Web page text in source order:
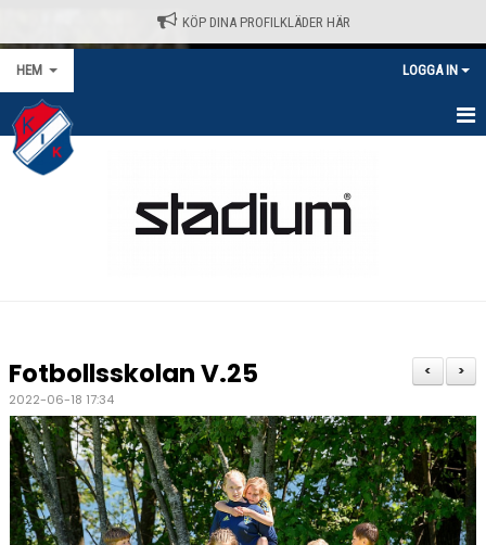
KÖP DINA PROFILKLÄDER HÄR
HEM LOGGA IN
HEM
KONTAKT
AVGIFTER
KLÄDPROFIL - STADIUM / SELECT
DOKUMENT
>
<
Fotbollsskolan V.25
2022-06-18 17:34